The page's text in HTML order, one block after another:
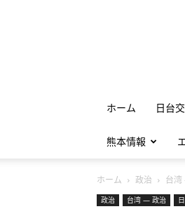
ホーム 日台
熊本情報
ホーム 政治 台
政治 台湾 — 政治